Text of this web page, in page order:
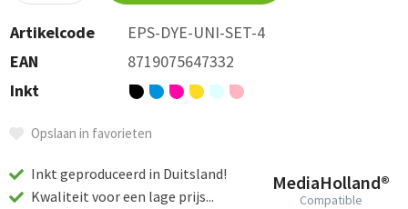
Artikelcode
EPS-DYE-UNI-SET-4
EAN
8719075647332
Inkt
Opslaan in favorieten
MediaHolland®
Compatible
Inkt geproduceerd in Duitsland!
Kwaliteit voor een lage prijs...